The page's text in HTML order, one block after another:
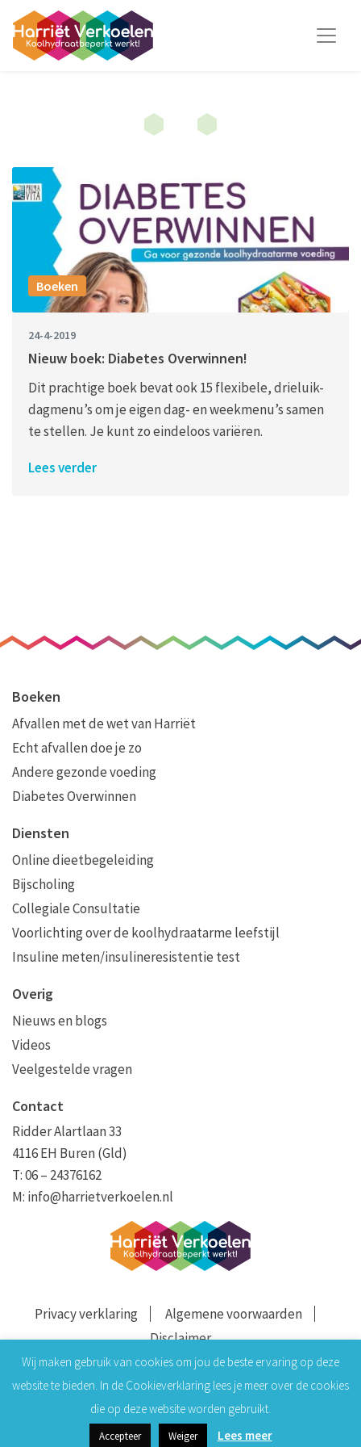
Boeken
24-4-2019
Nieuw boek: Diabetes Overwinnen!
Dit prachtige boek bevat ook 15 flexibele, drieluik-
dagmenu’s om je eigen dag- en weekmenu’s samen
te stellen. Je kunt zo eindeloos variëren.
Lees verder
Boeken
Afvallen met de wet van Harriët
Echt afvallen doe je zo
Andere gezonde voeding
Diabetes Overwinnen
Diensten
Online dieetbegeleiding
Bijscholing
Collegiale Consultatie
Voorlichting over de koolhydraatarme leefstijl
Insuline meten/insulineresistentie test
Overig
Nieuws en blogs
Videos
Veelgestelde vragen
Contact
Ridder Alartlaan 33
4116 EH Buren (Gld)
T: 06 – 24376162
M: info@harrietverkoelen.nl
Privacy verklaring
Algemene voorwaarden
Disclaimer
Wij maken gebruik van cookies om jou de beste ervaring op deze
website te bieden. In de Cookieverklaring lees je meer over de cookies
die op deze website worden gebruikt.
Accepteer Weiger Lees meer